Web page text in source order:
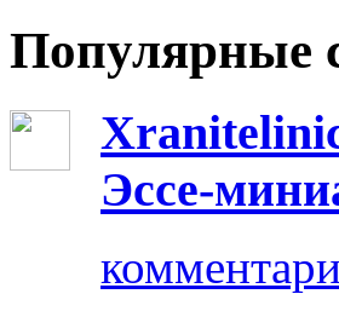
Популярные
Эссе-